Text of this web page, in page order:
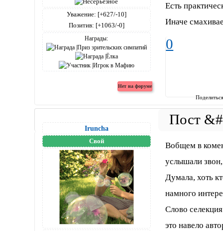
Уважение: [+627/-10]
Позитив: [+1063/-0]
Награды:
Есть
Иначе
0
Iruncha
Свой
Вобщем в
услышали
Думала, хоть
намного
Слово
это навело